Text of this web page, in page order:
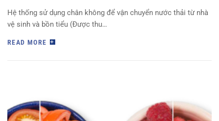
Hệ thống sử dụng chân không để vận chuyển nước thải từ nhà
vệ sinh và bồn tiểu (Được thu…
READ MORE